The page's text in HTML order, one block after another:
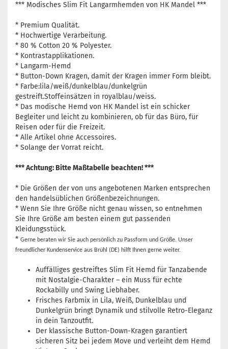
*** Modisches Slim Fit Langarmhemden von HK Mandel ***
* Premium Qualität.
* Hochwertige Verarbeitung.
* 80 % Cotton 20 % Polyester.
* Kontrastapplikationen.
* Langarm-Hemd
* Button-Down Kragen, damit der Kragen immer Form bleibt.
* Farbe:lila/weiß/dunkelblau/dunkelgrün
gestreift.Stoffeinsätzen in royalblau/weiss.
* Das modische Hemd von HK Mandel ist ein schicker
Begleiter und leicht zu kombinieren, ob für das Büro, für
Reisen oder für die Freizeit.
* Alle Artikel ohne Accessoires.
* Solange der Vorrat reicht.
*** Achtung: Bitte Maßtabelle beachten! ***
* Die Größen der von uns angebotenen Marken entsprechen
den handelsüblichen Größenbezeichnungen.
* Wenn Sie Ihre Größe nicht genau wissen, so entnehmen
Sie Ihre Größe am besten einem gut passenden
Kleidungsstück.
* Gerne beraten wir Sie auch persönlich zu Passform und Größe. Unser
freundlicher Kundenservice aus Brühl (DE) hilft Ihnen gerne weiter.
Auffälliges gestreiftes Slim Fit Hemd für Tanzabende
mit Nostalgie-Charakter – ein Muss für echte
Rockabilly und Swing Liebhaber.
Frisches Farbmix in Lila, Weiß, Dunkelblau und
Dunkelgrün bringt Dynamik und stilvolle Retro-Eleganz
in dein Tanzoutfit.
Der klassische Button-Down-Kragen garantiert
sicheren Sitz bei jedem Move und verleiht dem Hemd